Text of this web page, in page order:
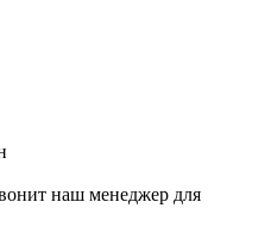
наш менеджер для